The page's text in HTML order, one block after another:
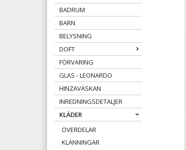
BADRUM
BARN
BELYSNING
DOFT
FÖRVARING
GLAS - LEONARDO
HINZAVÄSKAN
INREDNINGSDETALJER
KLÄDER
ÖVERDELAR
KLÄNNINGAR